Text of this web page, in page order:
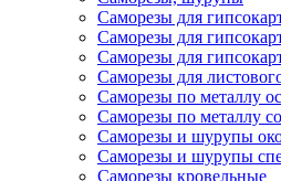
Саморезы для
Саморезы для
Саморезы для
Саморезы для
Саморезы по металлу
Саморезы по металлу
Саморезы и шурупы
Саморезы и шурупы
Саморезы кровельные